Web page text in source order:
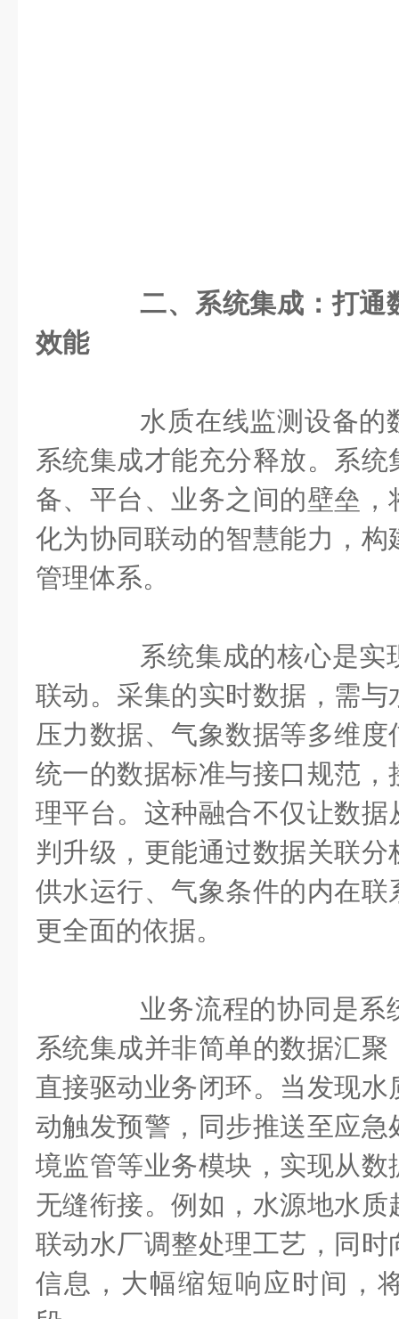
二、系统集成：打通
效能
水质在线监测设备的
系统集成才能充分释放。系
备、平台、业务之间的壁垒
化为协同联动的智慧能力，
管理体系。
系统集成的核心是实
联动。采集的实时数据，需
压力数据、气象数据等多维
统一的数据标准与接口规范
理平台。这种融合不仅让数
判升级，更能通过数据关联
供水运行、气象条件的内在
更全面的依据。
业务流程的协同是系
系统集成并非简单的数据汇
直接驱动业务闭环。当发现
动触发预警，同步推送至应
境监管等业务模块，实现从
无缝衔接。例如，水源地水
联动水厂调整处理工艺，同
信息，大幅缩短响应时间，